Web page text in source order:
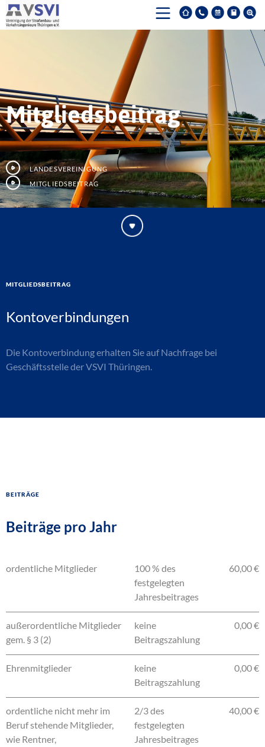
Mitgliedsbeitrag
Landesvereinigung
Mitgliedsbeitrag
Mitgliedsbeitrag
Kontoverbindungen
Die Kontoverbindung erhalten Sie auf Nachfrage bei
Geschäftsstelle der VSVI Thüringen.
Beiträge
Beiträge pro Jahr
ordentliche Mitglieder
100 % des
festgelegten
Jahresbeitrages
60,00 €
außerordentliche Mitglieder
gem. § 3 (2)
keine
Beitragszahlung
0,00 €
Ehrenmitglieder
keine
Beitragszahlung
0,00 €
ordentliche nicht mehr im
Beruf stehende Mitglieder,
wie Rentner,
2/3 des
festgelegten
Jahresbeitrages
40,00 €